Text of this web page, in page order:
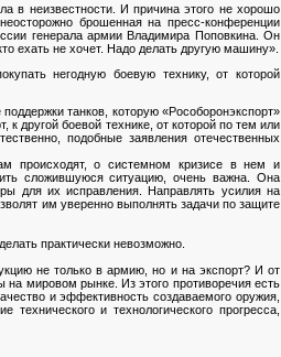
в неизвестности. И причина этого не хорошо
брошенная на пресс-конференции
генерала армии Владимира Поповкина. Он
ехать не хочет. Надо делать другую машину».
негодную боевую технику, от которой
танков, которую «Рособоронэкспорт»
другой боевой технике, от которой по тем или
подобные заявления отечественных
происходят, о системном кризисе в нем и
сложившуюся ситуацию, очень важна. Она
для их исправления. Направлять усилия на
им уверенно выполнять задачи по защите
практически невозможно.
не только в армию, но и на экспорт? И от
на мировом рынке. Из этого противоречия есть
и эффективность создаваемого оружия,
и технологического прогресса,